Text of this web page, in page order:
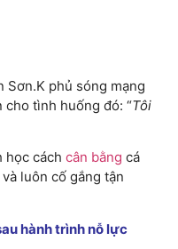
Sơn.K phủ sóng mạng
cho tình huống đó: “Tôi
học cách cân bằng cá
luôn cố gắng tận
hành trình nỗ lực